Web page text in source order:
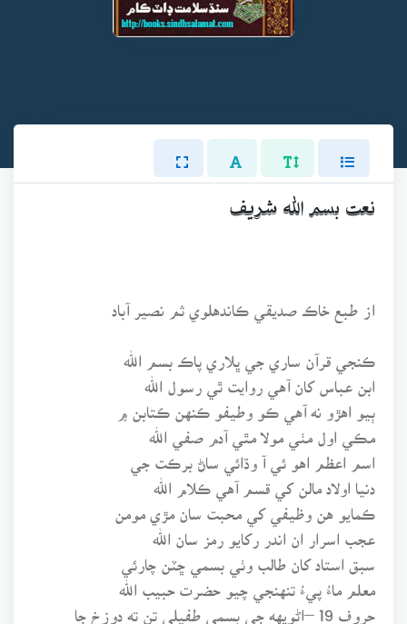
نعت بسم الله شريف
از طبع خاڪ صديقي ڪاندهلوي ثم نصير آباد
ڪنجي قرآن ساري جي ڀلاري پاڪ بسم الله
ابن عباس کان آهي روايت ٿي رسول الله
ٻيو اهڙو نه آهي ڪو وطيفو ڪنهن ڪتابن ۾
مڪي اول مٺي مولا مٿي آدم صفي الله
اسم اعظم اهو ئي آ وڌائي ساڻ برڪت جي
دنيا اولاد مالن کي قسم آهي ڪلام الله
ڪمايو هن وظيفي کي محبت سان مڙي مومن
عجب اسرار ان اندر رکايو رمز سان الله
سبق استاد کان طالب وٺي بسمي ڇٽن چارئي
معلم ماءُ پيءُ تنهنجي چيو حضرت حبيب الله
حروف 19 –اڻويهه جي بسمي طفيلي تن ته دوزخ جا